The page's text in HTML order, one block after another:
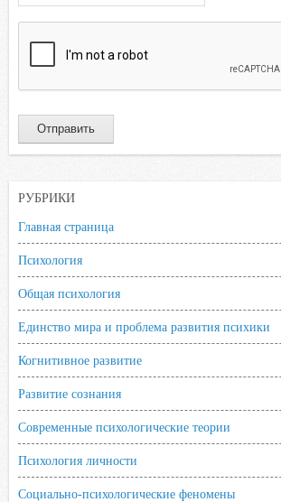
РУБРИКИ
Главная страница
Психология
Общая психология
Единство мира и проблема развития психики
Когнитивное развитие
Развитие сознания
Современные психологические теории
Психология личности
Социально-психологические феномены